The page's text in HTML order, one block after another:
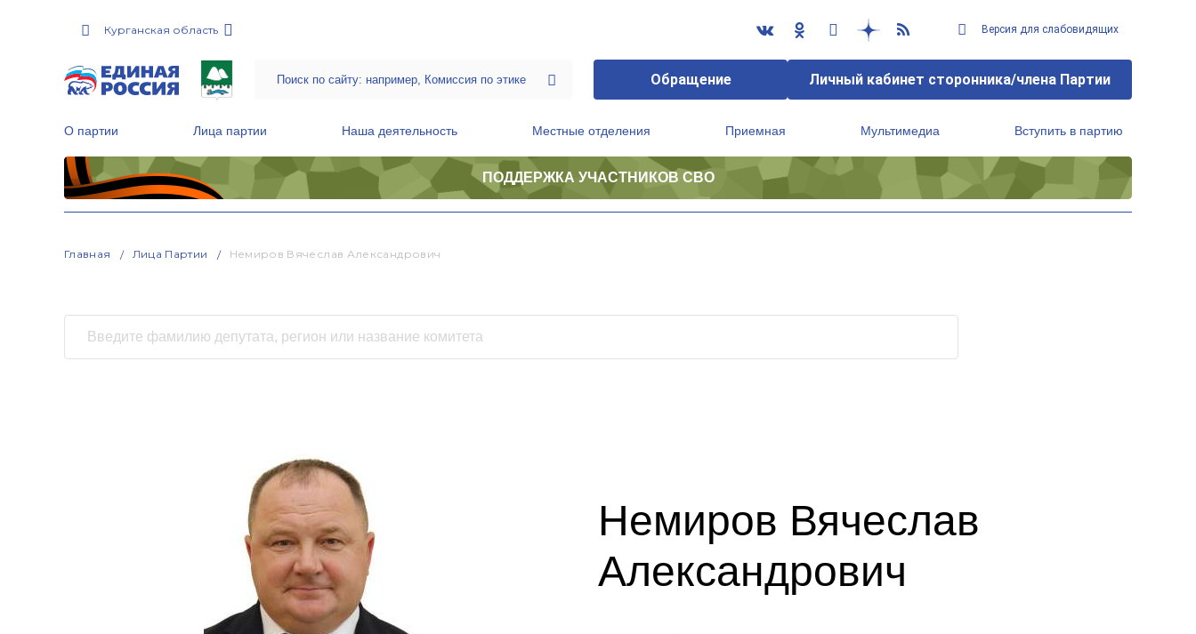
Курганская область Версия для слабовидящих
Обращение Личный кабинет сторонника/члена Партии
О партии Лица партии Наша деятельность Местные отделения Приемная Мультимедиа Вступить в партию
ПОДДЕРЖКА УЧАСТНИКОВ СВО
Главная Лица Партии Немиров Вячеслав Александрович
Немиров Вячеслав
Александрович